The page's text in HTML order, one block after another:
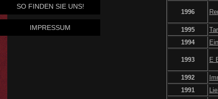
SO FINDEN SIE UNS!
IMPRESSUM
1996
1995
1994
1993 E
1992
1991